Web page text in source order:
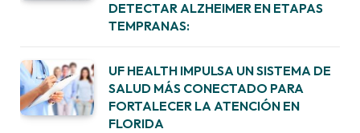
DETECTAR ALZHEIMER EN ETAPAS
TEMPRANAS:
UF HEALTH IMPULSA UN SISTEMA DE
SALUD MÁS CONECTADO PARA
FORTALECER LA ATENCIÓN EN
FLORIDA